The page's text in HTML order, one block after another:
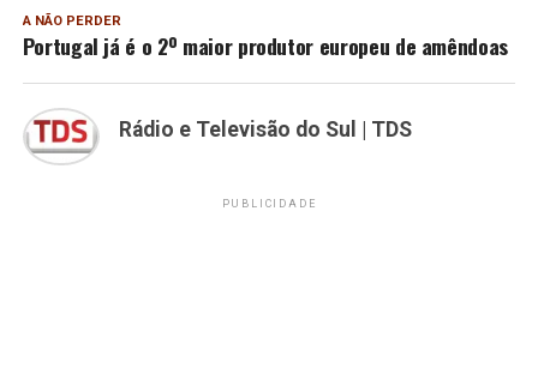
A NÃO PERDER
Portugal já é o 2º maior produtor europeu de amêndoas
Rádio e Televisão do Sul | TDS
PUBLICIDADE